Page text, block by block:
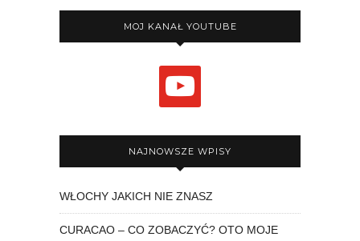
MOJ KANAŁ YOUTUBE
youtube
NAJNOWSZE WPISY
WŁOCHY JAKICH NIE ZNASZ
CURACAO – CO ZOBACZYĆ? OTO MOJE